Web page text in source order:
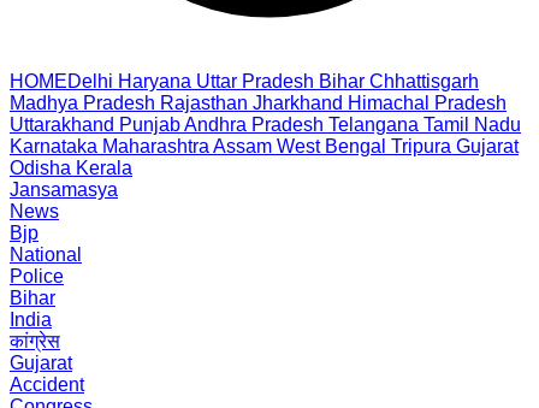
HOMEDelhi Haryana Uttar Pradesh Bihar Chhattisgarh
Madhya Pradesh Rajasthan Jharkhand Himachal Pradesh
Uttarakhand PunjabAndhra Pradesh Telangana Tamil Nadu
Karnataka Maharashtra Assam West Bengal Tripura Gujarat
Odisha Kerala
Jansamasya
News
Bjp
National
Police
Bihar
India
कांग्रेस
Gujarat
Accident